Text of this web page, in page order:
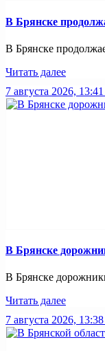
В Брянске
В Брянске
Читать далее
7 августа 2026, 13:41
В Брянске
В Брянске
Читать далее
7 августа 2026, 13:38